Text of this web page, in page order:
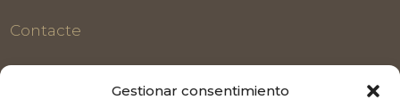
Gestionar consentimiento
Contacte
CONTACTE